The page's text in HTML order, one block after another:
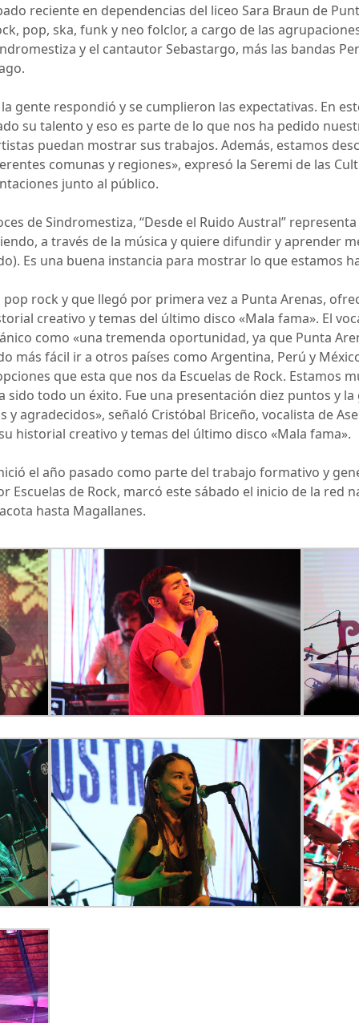
reciente en dependencias del liceo Sara Braun de
pop, ska, funk y neo folclor, a cargo de las
y el cantautor Sebastargo, más las bandas
gente respondió y se cumplieron las expectativas. En
su talento y eso es parte de lo que nos ha pedido
puedan mostrar sus trabajos. Además, estamos
comunas y regiones», expresó la Seremi de las
junto al público.
de Sindromestiza, “Desde el Ruido Austral”
a través de la música y quiere difundir y aprender
Es una buena instancia para mostrar lo que estamos
pop rock y que llegó por primera vez a Punta Arenas,
creativo y temas del último disco «Mala fama». El
como «una tremenda oportunidad, ya que Punta
más fácil ir a otros países como Argentina, Perú y
que esta que nos da Escuelas de Rock. Estamos
sido todo un éxito. Fue una presentación diez puntos y
agradecidos», señaló Cristóbal Briceño, vocalista de
historial creativo y temas del último disco «Mala fama».
el año pasado como parte del trabajo formativo y
Escuelas de Rock, marcó este sábado el inicio de la red
hasta Magallanes.